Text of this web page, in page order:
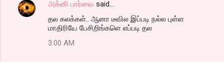
அக்னி பார்வை said…
தல கலக்கள்.. ஆனா டீவில இப்படி நல்ல புள்ள
மாதிரியே பேசிறிங்களெ எப்படி தல
3:00 AM